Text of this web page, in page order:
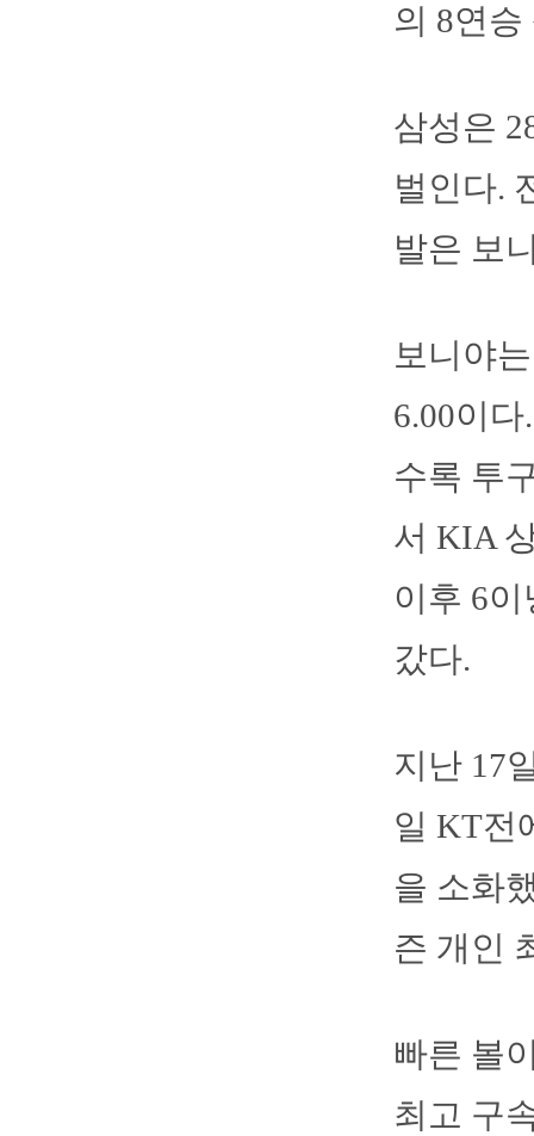
의 8연
삼성은
벌인다.
발은 보
보니야
6.00이
수록 투
서 KIA
이후 6
갔다.
지난 17
일 KT전
을 소화
즌 개인
빠른 볼
최고 구